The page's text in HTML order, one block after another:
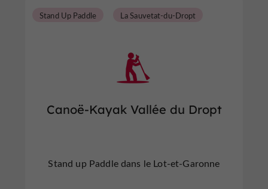
Canoë-Kayak Vallée du Dropt
Stand Up Paddle La Sauvetat-du-Dropt
Stand up Paddle dans le Lot-et-Garonne